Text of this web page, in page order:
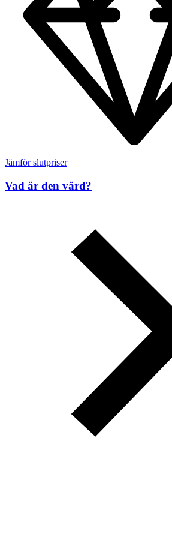
Jämför slutpriser
Vad är den värd?